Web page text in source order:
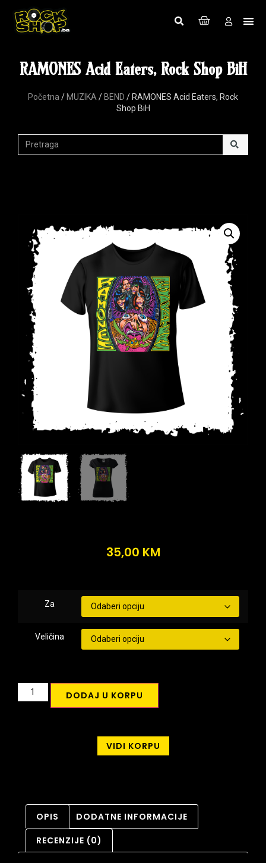
RAMONES Acid Eaters, Rock Shop BiH
Početna / MUZIKA / BEND / RAMONES Acid Eaters, Rock
Shop BiH
35,00 KM
Za
Veličina
DODAJ U KORPU
VIDI KORPU
OPIS DODATNE INFORMACIJE
RECENZIJE (0)